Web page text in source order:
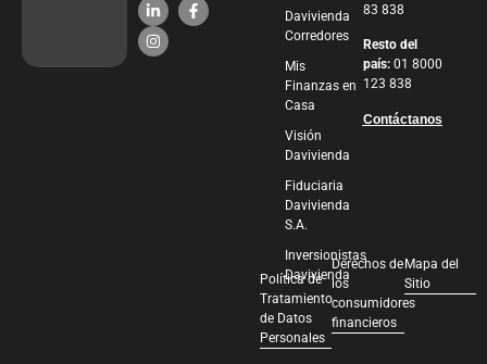
Davivienda
Corredores
Mis
Finanzas en
Casa
Visión
Davivienda
Fiduciaria
Davivienda
S.A.
Inversionistas
Davivienda
83 838
Resto del
país: 01 8000
123 838
Contáctanos
Política de
Tratamiento
de Datos
Personales
Derechos de
los
consumidores
financieros
Mapa del
Sitio